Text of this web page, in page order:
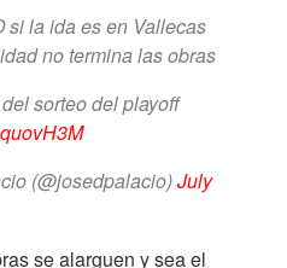
si la ida es en Vallecas
no termina las obras
sorteo del playoff
(@josedpalacio)July
se alarguen y sea el